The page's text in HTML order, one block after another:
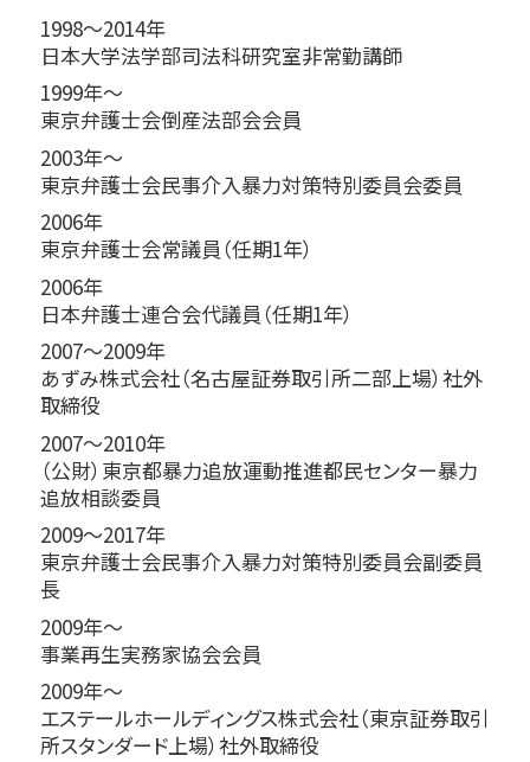
1998～2014年
日本大学法学部司法科研究室非常勤講師
1999年～
東京弁護士会倒産法部会会員
2003年～
東京弁護士会民事介入暴力対策特別委員会委員
2006年
東京弁護士会常議員（任期1年）
2006年
日本弁護士連合会代議員（任期1年）
2007～2009年
あずみ株式会社（名古屋証券取引所二部上場）社外
取締役
2007～2010年
（公財）東京都暴力追放運動推進都民センター暴力
追放相談委員
2009～2017年
東京弁護士会民事介入暴力対策特別委員会副委員
長
2009年～
事業再生実務家協会会員
2009年～
エステールホールディングス株式会社（東京証券取引
所スタンダード上場）社外取締役